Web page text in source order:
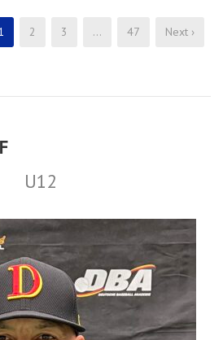
2 3 … 47 Next ›
U12